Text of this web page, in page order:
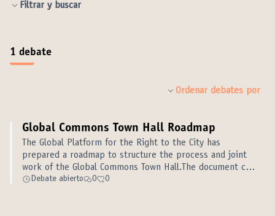
Filtrar y buscar
1 debate
Ordenar debates por
Global Commons Town Hall Roadmap
The Global Platform for the Right to the City has
prepared a roadmap to structure the process and joint
work of the Global Commons Town Hall.The document can
be accessed through the following link:
Debate abierto 0 0